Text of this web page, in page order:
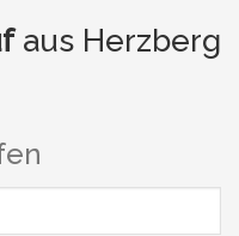
aus Herzberg